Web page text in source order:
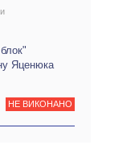
Яценюка
НЕ ВИКОНАНО